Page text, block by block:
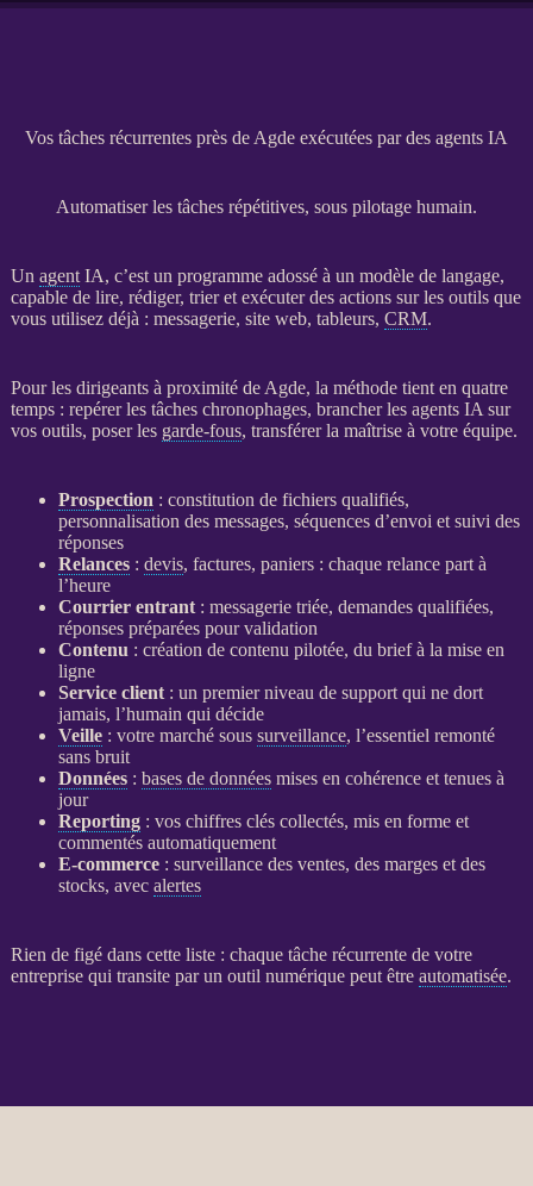
Vos tâches récurrentes près de Agde exécutées par des agents IA
Automatiser les tâches répétitives, sous pilotage humain.
Un agent IA, c’est un programme adossé à un modèle de langage,
capable de lire, rédiger, trier et exécuter des actions sur les outils que
vous utilisez déjà : messagerie, site web, tableurs, CRM.
Pour les dirigeants à proximité de Agde, la méthode tient en quatre
temps : repérer les tâches chronophages, brancher les agents IA sur
vos outils, poser les garde-fous, transférer la maîtrise à votre équipe.
Prospection : constitution de fichiers qualifiés,
personnalisation des messages, séquences d’envoi et suivi des
réponses
Relances: devis, factures, paniers : chaque relancepart à
l’heure
Courrier entrant: messagerie triée, demandes qualifiées,
réponses préparées pour validation
Contenu : création de contenu pilotée, du brief à la mise en
ligne
Service client: un premier niveau de support qui ne dort
jamais, l’humain qui décide
Veille: votre marché sous surveillance, l’essentiel remonté
sans bruit
Données: bases de donnéesmises en cohérence et tenues à
jour
Reporting: vos chiffres clés collectés, mis en forme et
commentés automatiquement
E-commerce: surveillancedes ventes, des marges et des
stocks, avec alertes
Rien de figé dans cette liste : chaque tâche récurrente de votre
entreprise qui transite par un outil numérique peut être automatisée.